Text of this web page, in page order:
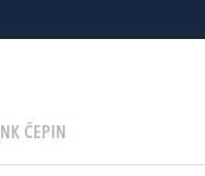
NK ČEPIN